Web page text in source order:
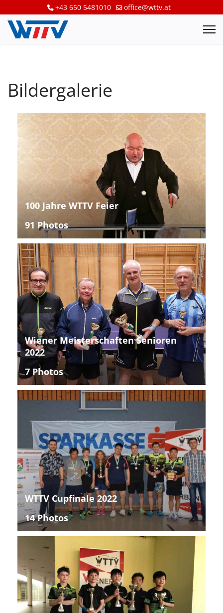
+43 650 5481010 office@wttv.at
Bildergalerie
100 Jahre WTTV Feier
91 Photos
Wiener Meisterschaften Senioren
2022
7 Photos
WTTV Cupfinale 2022
14 Photos